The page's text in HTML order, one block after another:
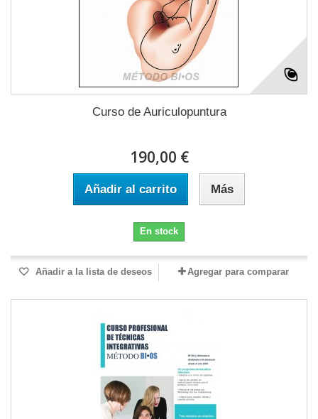
Curso de Auriculopuntura
190,00 €
Añadir al carrito Más
En stock
Añadir a la lista de deseos Agregar para comparar